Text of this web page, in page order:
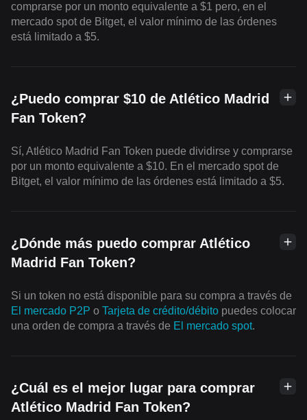
comprarse por un monto equivalente a $1 pero, en el
mercado spot de Bitget, el valor mínimo de las órdenes
está limitado a $5.
¿Puedo comprar $10 de Atlético Madrid
Fan Token?
Sí, Atlético Madrid Fan Token puede dividirse y comprarse
por un monto equivalente a $10. En el mercado spot de
Bitget, el valor mínimo de las órdenes está limitado a $5.
¿Dónde más puedo comprar Atlético
Madrid Fan Token?
Si un token no está disponible para su compra a través de
El mercado P2P o Tarjeta de crédito/débito puedes colocar
una orden de compra a través de El mercado spot.
¿Cuál es el mejor lugar para comprar
Atlético Madrid Fan Token?